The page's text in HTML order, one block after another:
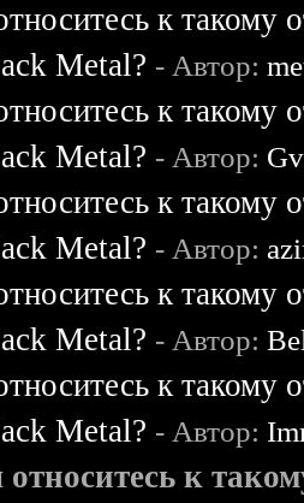
к такому
Metal? - Автор:
к такому
Metal? - Автор:
к такому
Metal? - Автор:
к такому
Metal? - Автор:
к такому
Metal? - Автор:
к